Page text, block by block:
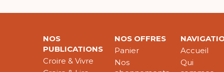
NOS
PUBLICATIONS
Croire & Vivre
NOS OFFRES
Panier
Nos
Accueil
Qui